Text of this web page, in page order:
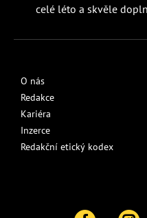
celé léto a skvěle
O nás
Redakce
Kariéra
Inzerce
Redakční etický kodex